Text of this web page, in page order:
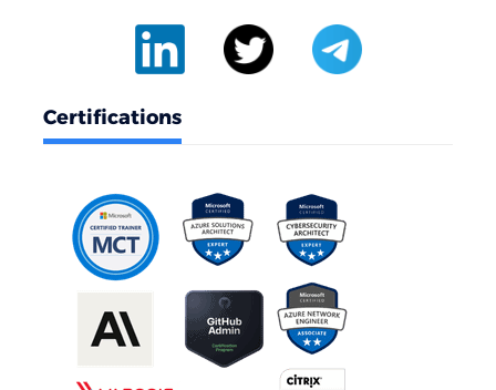
Certifications